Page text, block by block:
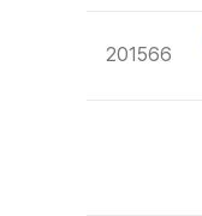
201566